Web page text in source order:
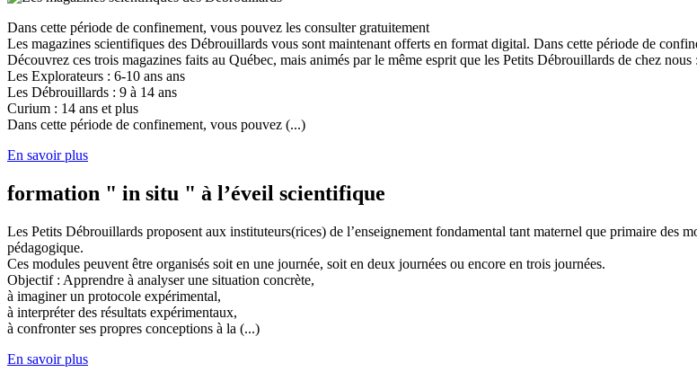
Dans cette période de confinement, vous pouvez les consulter gratuitement
Les magazines scientifiques des Débrouillards vous sont maintenant offerts en format digital. Dans cette période de
Découvrez ces trois magazines faits au Québec, mais animés par le même esprit que les Petits Débrouillards de chez nous :
Les Explorateurs : 6-10 ans ans
Les Débrouillards : 9 à 14 ans
Curium : 14 ans et plus
Dans cette période de confinement, vous pouvez (...)
En savoir plus
formation " in situ " à l’éveil scientifique
Les Petits Débrouillards proposent aux instituteurs(rices) de l’enseignement fondamental tant maternel que primaire des
pédagogique.
Ces modules peuvent être organisés soit en une journée, soit en deux journées ou encore en trois journées.
Objectif : Apprendre à analyser une situation concrète,
à imaginer un protocole expérimental,
à interpréter des résultats expérimentaux,
à confronter ses propres conceptions à la (...)
En savoir plus